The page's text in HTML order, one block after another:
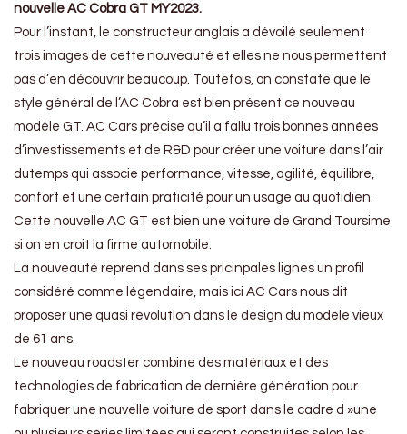
nouvelle AC Cobra GT MY2023.
Pour l’instant, le constructeur anglais a dévoilé seulement
trois images de cette nouveauté et elles ne nous permettent
pas d’en découvrir beaucoup. Toutefois, on constate que le
style général de l’AC Cobra est bien présent ce nouveau
modèle GT. AC Cars précise qu’il a fallu trois bonnes années
d’investissements et de R&D pour créer une voiture dans l’air
dutemps qui associe performance, vitesse, agilité, équilibre,
confort et une certain praticité pour un usage au quotidien.
Cette nouvelle AC GT est bien une voiture de Grand Toursime
si on en croit la firme automobile.
La nouveauté reprend dans ses pricinpales lignes un profil
considéré comme légendaire, mais ici AC Cars nous dit
proposer une quasi révolution dans le design du modèle vieux
de 61 ans.
Le nouveau roadster combine des matériaux et des
technologies de fabrication de dernière génération pour
fabriquer une nouvelle voiture de sport dans le cadre d »une